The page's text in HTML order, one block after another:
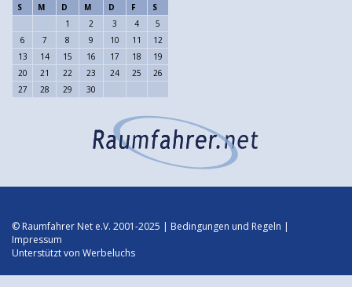
S M D M D F
S
1
2 3 4
5
6
7 8 9 10 11
12
13
14 15 16 17 18
19
20
21 22 23 24 25
26
27
28 29 30
© Raumfahrer Net e.V. 2001-2025 | Bedingungen und Regeln |
Impressum
Unterstützt von Werbeluchs